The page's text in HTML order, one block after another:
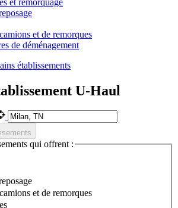
et de remorques
de déménagement
établissements
U-Haul
qui offrent :
et de remorques